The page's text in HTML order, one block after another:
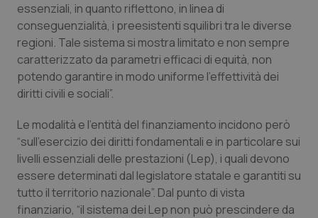
Puglia
Sardegna
Sicilia
Toscana
Umbria
Valle D’Aosta
Malattie rare
Malattia di Crohn & Rettocolite Ulcerosa
Neuroscienze & patologie neurodegenerative
Obesità
Oftalmologia
Oncodermatologia
essenziali, in quanto riflettono, in linea di
conseguenzialità, i preesistenti squilibri tra le diverse
regioni. Tale sistema si mostra limitato e non sempre
caratterizzato da parametri efficaci di equità, non
potendo garantire in modo uniforme l’effettività dei
diritti civili e sociali”.
Le modalità e l’entità del finanziamento incidono però
“sull’esercizio dei diritti fondamentali e in particolare sui
livelli essenziali delle prestazioni (Lep), i quali devono
essere determinati dal legislatore statale e garantiti su
tutto il territorio nazionale”. Dal punto di vista
finanziario, “il sistema dei Lep non può prescindere da